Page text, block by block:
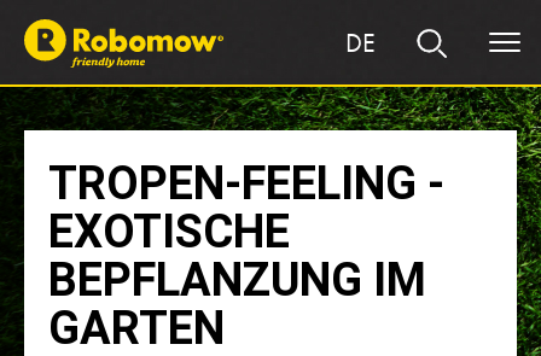
DE
TROPEN-FEELING -
EXOTISCHE
BEPFLANZUNG IM
GARTEN